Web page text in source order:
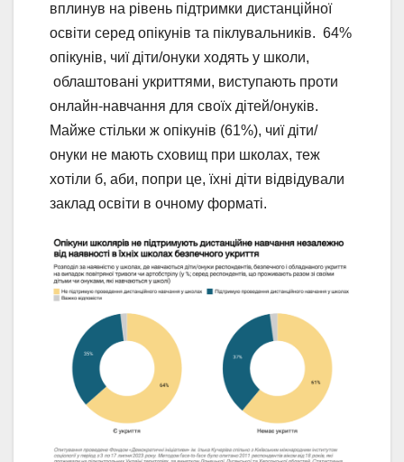
вплинув на рівень підтримки дистанційної
освіти серед опікунів та піклувальників. 64%
опікунів, чиї діти/онуки ходять у школи,
облаштовані укриттями, виступають проти
онлайн-навчання для своїх дітей/онуків.
Майже стільки ж опікунів (61%), чиї діти/
онуки не мають сховищ при школах, теж
хотіли б, аби, попри це, їхні діти відвідували
заклад освіти в очному форматі.